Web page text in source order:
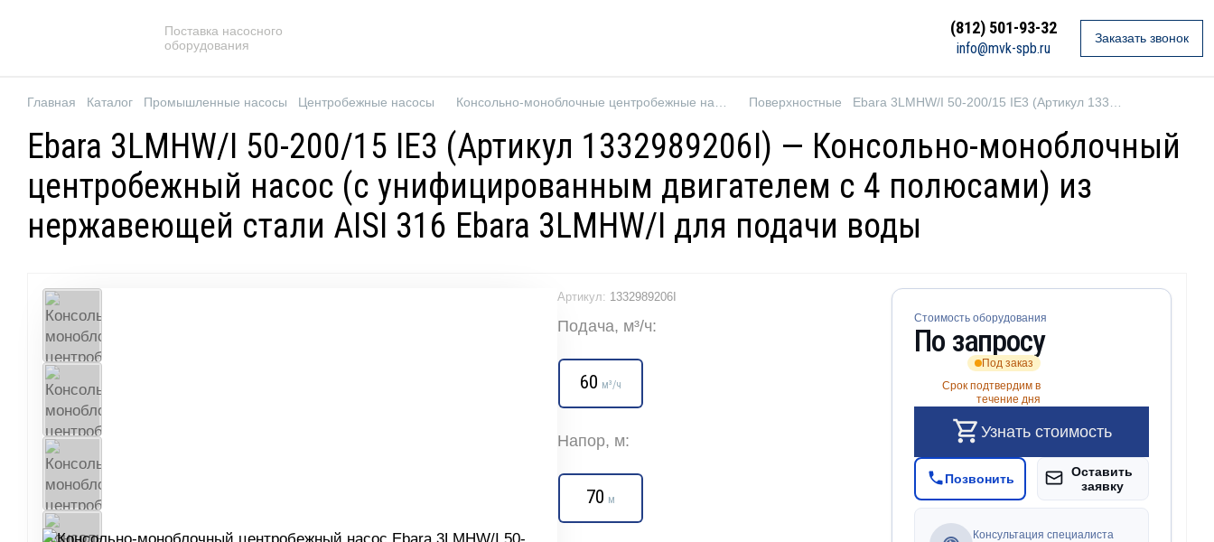
Поставка насосного
оборудования
(812) 501-93-32
info@mvk-spb.ru
Заказать звонок
Главная Каталог Промышленные насосы Центробежные насосы Поверхностные
Ebara 3LMHW/I 50-200/15 IE3 (Артикул 1332989206I) — Консольно-моноблочный
центробежный насос (с унифицированным двигателем с 4 полюсами) из
нержавеющей стали AISI 316 Ebara 3LMHW/I для подачи воды
Артикул: 1332989206I
Подача, м³/ч:
60 м³/ч
Напор, м:
70 м
Стоимость оборудования
По запросу
Под заказ
Срок подтвердим в
течение дня
Узнать стоимость
Позвонить
Оставить
заявку
Консультация специалиста